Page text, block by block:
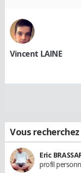
Vincent LAINE
Vous
Eric
profil